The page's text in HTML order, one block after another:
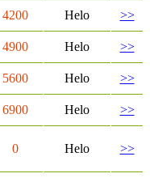
4200 Helo
>>
4900 Helo
>>
5600 Helo
>>
6900 Helo
>>
0 Helo >>